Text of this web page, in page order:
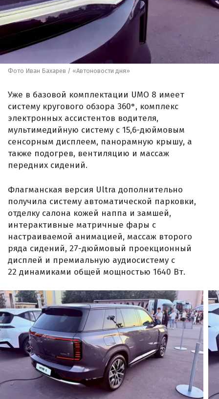
Фото Иван Бахарев / «Автоновости дня»
Уже в базовой комплектации UMO 8 имеет
систему кругового обзора 360°, комплекс
электронных ассистентов водителя,
мультимедийную систему с 15,6-дюймовым
сенсорным дисплеем, панорамную крышу, а
также подогрев, вентиляцию и массаж
передних сидений.
Флагманская версия Ultra дополнительно
получила систему автоматической парковки,
отделку салона кожей наппа и замшей,
интерактивные матричные фары с
настраиваемой анимацией, массаж второго
ряда сидений, 27-дюймовый проекционный
дисплей и премиальную аудиосистему с
22 динамиками общей мощностью 1640 Вт.